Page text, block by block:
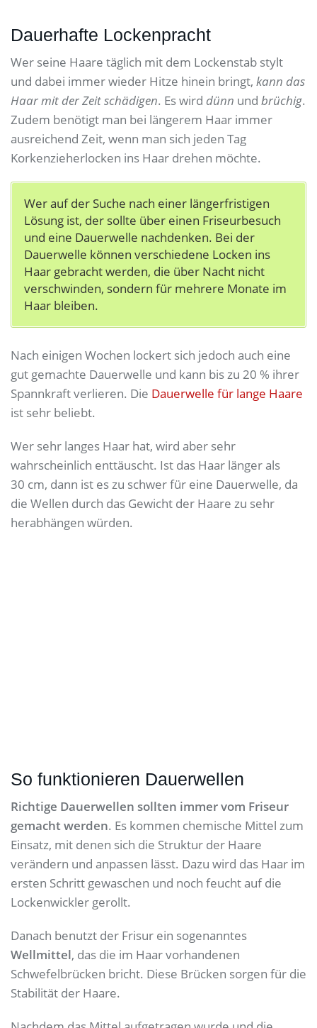
Dauerhafte Lockenpracht
Wer seine Haare täglich mit dem Lockenstab stylt
und dabei immer wieder Hitze hinein bringt, kann das
Haar mit der Zeit schädigen. Es wird dünn und brüchig.
Zudem benötigt man bei längerem Haar immer
ausreichend Zeit, wenn man sich jeden Tag
Korkenzieherlocken ins Haar drehen möchte.
Wer auf der Suche nach einer längerfristigen
Lösung ist, der sollte über einen Friseurbesuch
und eine Dauerwelle nachdenken. Bei der
Dauerwelle können verschiedene Locken ins
Haar gebracht werden, die über Nacht nicht
verschwinden, sondern für mehrere Monate im
Haar bleiben.
Nach einigen Wochen lockert sich jedoch auch eine
gut gemachte Dauerwelle und kann bis zu 20 % ihrer
Spannkraft verlieren. Die Dauerwelle für lange Haare
ist sehr beliebt.
Wer sehr langes Haar hat, wird aber sehr
wahrscheinlich enttäuscht. Ist das Haar länger als
30 cm, dann ist es zu schwer für eine Dauerwelle, da
die Wellen durch das Gewicht der Haare zu sehr
herabhängen würden.
So funktionieren Dauerwellen
Richtige Dauerwellen sollten immer vom Friseur
gemacht werden. Es kommen chemische Mittel zum
Einsatz, mit denen sich die Struktur der Haare
verändern und anpassen lässt. Dazu wird das Haar im
ersten Schritt gewaschen und noch feucht auf die
Lockenwickler gerollt.
Danach benutzt der Frisur ein sogenanntes
Wellmittel, das die im Haar vorhandenen
Schwefelbrücken bricht. Diese Brücken sorgen für die
Stabilität der Haare.